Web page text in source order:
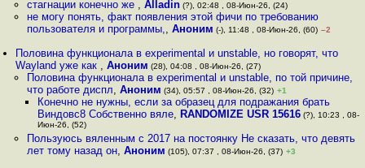
стагнации конечно же , Alladin(?), 02:48 , 08-Июн-26, (24)
не могу понять, факт появления этой фичи по требованию
пользователя и программы,, Аноним (-), 11:48 , 08-Июн-26, (60) –2
Половина функционала в experimental и unstable, но говорят, что
Wayland уже как ,Аноним (28), 04:08 , 08-Июн-26, (27)
Половина функционала в experimental и unstable, по той причине,
что работе диспл, Аноним (34), 05:57 , 08-Июн-26, (32) +1
Конечно не нужны, если за образец для подражания брать
Виндовс8 Собственно вяле, RANDOMIZE USR 15616(?), 10:23 , 08-
Июн-26, (52)
Пользуюсь вяленным с 2017 на постоянку Не сказать, что девять
лет тому назад он, Аноним (105), 07:37 , 08-Июн-26, (37) +3